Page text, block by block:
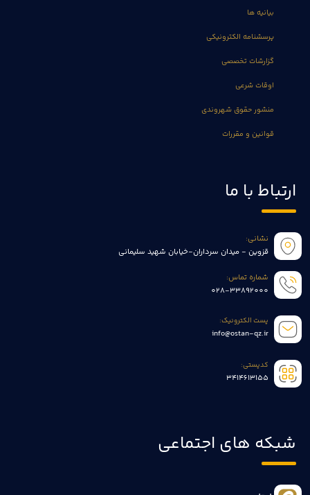
بیانیه ها
پرسشنامه الکترونیکی
گزارشات تخصصی
اوقات شرعی
منشور حقوق شهروندی
قوانین و مقررات
ارتباط با ما
نشانی:
قزوین - میدان سرداران-خیابان شهید سلیمانی
شماره تماس:
028-33892000
پست الکترونیک:
info@ostan-qz.ir
کدپستی:
3414613155
شبکه های اجتماعی